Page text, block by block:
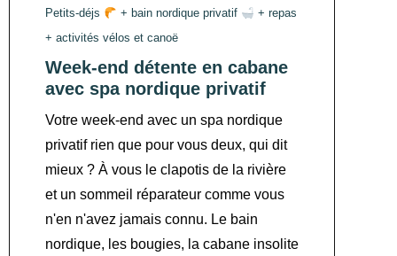
Petits-déjs + bain nordique privatif
+ repas
+ activités vélos et canoë
Week-end détente en cabane
avec spa nordique privatif
Votre week-end avec un spa nordique
privatif rien que pour vous deux, qui dit
mieux ? À vous le clapotis de la rivière
et un sommeil réparateur comme vous
n'en n'avez jamais connu. Le bain
nordique, les bougies, la cabane insolite